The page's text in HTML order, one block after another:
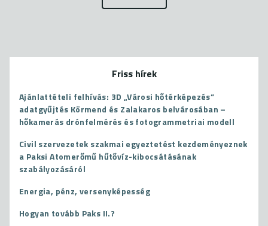
Friss hírek
Ajánlattételi felhívás: 3D „Városi hőtérképezés”
adatgyűjtés Körmend és Zalakaros belvárosában –
hőkamerás drónfelmérés és fotogrammetriai modell
Civil szervezetek szakmai egyeztetést kezdeményeznek
a Paksi Atomerőmű hűtővíz-kibocsátásának
szabályozásáról
Energia, pénz, versenyképesség
Hogyan tovább Paks II.?